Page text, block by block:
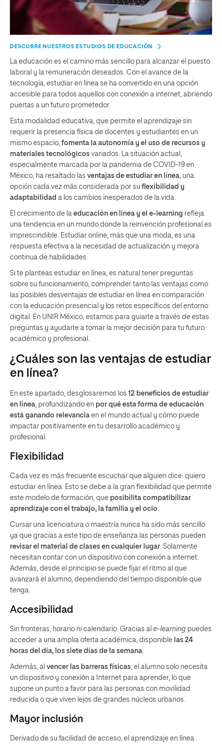
DESCUBRE NUESTROS ESTUDIOS DE EDUCACIÓN
La educación es el camino más sencillo para alcanzar el puesto
laboral y la remuneración deseados. Con el avance de la
tecnología, estudiar en línea se ha convertido en una opción
accesible para todos aquellos con conexión a internet, abriendo
puertas a un futuro prometedor.
Esta modalidad educativa, que permite el aprendizaje sin
requerir la presencia física de docentes y estudiantes en un
mismo espacio, fomenta la autonomía y el uso de recursos y
materiales tecnológicos variados. La situación actual,
especialmente marcada por la pandemia de COVID-19 en
México, ha resaltado las ventajas de estudiar en línea , una
opción cada vez más considerada por su flexibilidad y
adaptabilidad a los cambios inesperados de la vida.
El crecimiento de la educación en línea y el e-learning refleja
una tendencia en un mundo donde la reinvención profesional es
imprescindible. Estudiar online, más que una moda, es una
respuesta efectiva a la necesidad de actualización y mejora
continua de habilidades.
Si te planteas estudiar en línea, es natural tener preguntas
sobre su funcionamiento, comprender tanto las ventajas como
las posibles desventajas de estudiar en línea en comparación
con la educación presencial y los retos específicos del entorno
digital. En UNIR México, estamos para guiarte a través de estas
preguntas y ayudarte a tomar la mejor decisión para tu futuro
académico y profesional.
¿Cuáles son las ventajas de estudiar
en línea?
En este apartado, desglosaremos los 12 beneficios de estudiar
en línea , profundizando en por qué esta forma de educación
está ganando relevancia en el mundo actual y cómo puede
impactar positivamente en tu desarrollo académico y
profesional.
Flexibilidad
Cada vez es más frecuente escuchar que alguien dice: quiero
estudiar en línea. Esto se debe a la gran flexibilidad que permite
este modelo de formación, que posibilita compatibilizar
aprendizaje con el trabajo, la familia y el ocio
Cursar una licenciatura o maestría nunca ha sido más sencillo
ya que gracias a este tipo de enseñanza las personas pueden
revisar el material de clases en cualquier lugar . Solamente
necesitan contar con un dispositivo con conexión a internet.
Además, desde el principio se puede fijar el ritmo al que
avanzará el alumno, dependiendo del tiempo disponible que
tenga.
Accesibilidad
Sin fronteras, horario ni calendario. Gracias al e-learning puedes
acceder a una amplia oferta académica, disponible las 24
horas del día, los siete días de la semana
Además, al vencer las barreras físicas , el alumno solo necesita
un dispositivo y conexión a Internet para aprender, lo que
supone un punto a favor para las personas con movilidad
reducida o que viven lejos de grandes núcleos urbanos.
Mayor inclusión
Derivado de su facilidad de acceso, el aprendizaje en línea